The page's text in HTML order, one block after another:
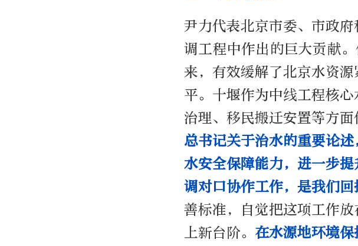
尹力代表北京市委、市政
调工程中作出的巨大贡献
来，有效缓解了北京水资
平。十堰作为中线工程核
治理、移民搬迁安置等方面
总书记关于治水的重要论
水安全保障能力，进一步
调对口协作工作，是我们回
善标准，自觉把这项工作
上新台阶。 在水源地环境保